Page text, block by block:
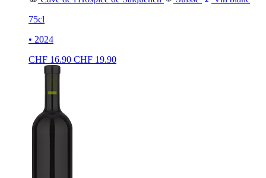
75cl
• 2024
CHF 16.90 CHF 19.90